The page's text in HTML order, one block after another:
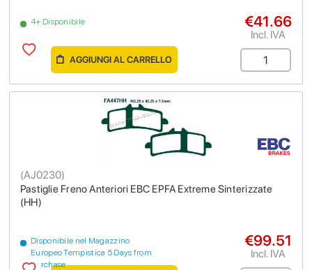
4+ Disponibile €41.66
Incl. IVA
AGGIUNGI AL CARRELLO
Pastiglie Freno Anteriori EBC EPFA Extreme Sinterizzate
(HH)
(AJ0230)
Disponibile nel Magazzino
Europeo Tempistica 5 Days from
purchase
€99.51
Incl. IVA